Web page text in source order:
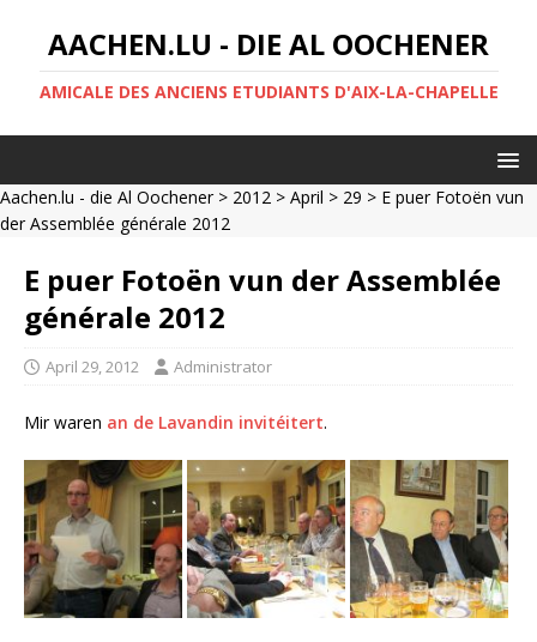
AACHEN.LU - DIE AL OOCHENER
AMICALE DES ANCIENS ETUDIANTS D'AIX-LA-CHAPELLE
Aachen.lu - die Al Oochener> 2012 > April > 29 > E puer Fotoën vun
der Assemblée générale 2012
E puer Fotoën vun der Assemblée
générale 2012
April 29, 2012 Administrator
Mir waren an de Lavandin invitéitert.